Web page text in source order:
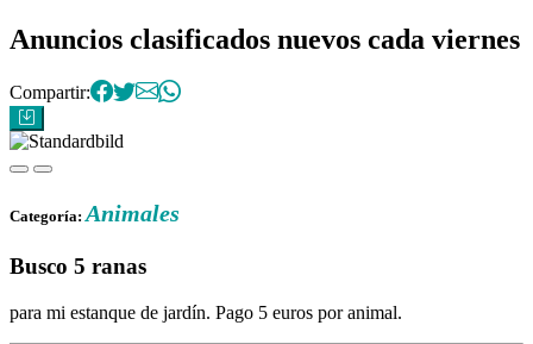
Anuncios clasificados nuevos cada viernes
Compartir:
Categoría: Animales
Busco 5 ranas
para mi estanque de jardín. Pago 5 euros por animal.